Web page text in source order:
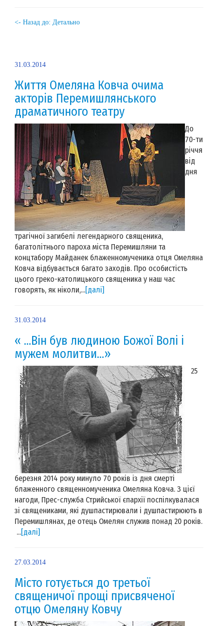
<- Назад до: Детально
31.03.2014
Життя Омеляна Ковча очима
акторів Перемишлянського
драматичного театру
До
70-ти
річчя
від
дня
трагічної загибелі легендарного священика,
багатолітнього пароха міста Перемишляни та
концтабору Майданек блаженномученика отця Омеляна
Ковча відбувається багато заходів. Про особистість
цього греко-католицького священика у наш час
говорять, як ніколи,...[далі]
31.03.2014
« …Він був людиною Божої Волі і
мужем молитви…»
25
березня 2014 року минуло 70 років із дня смерті
блаженного священномученика Омеляна Ковча. З цієї
нагоди, Прес-служба Стрийської єпархії поспілкувалася
зі священиками, які душпастирювали і душпастирюють в
Перемишлянах, де отець Омелян служив понад 20 років.
...[далі]
27.03.2014
Місто готується до третьої
священичої прощі присвяченої
отцю Омеляну Ковчу